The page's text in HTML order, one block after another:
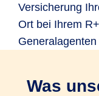
Versicherung
Ort bei Ihrem
Was